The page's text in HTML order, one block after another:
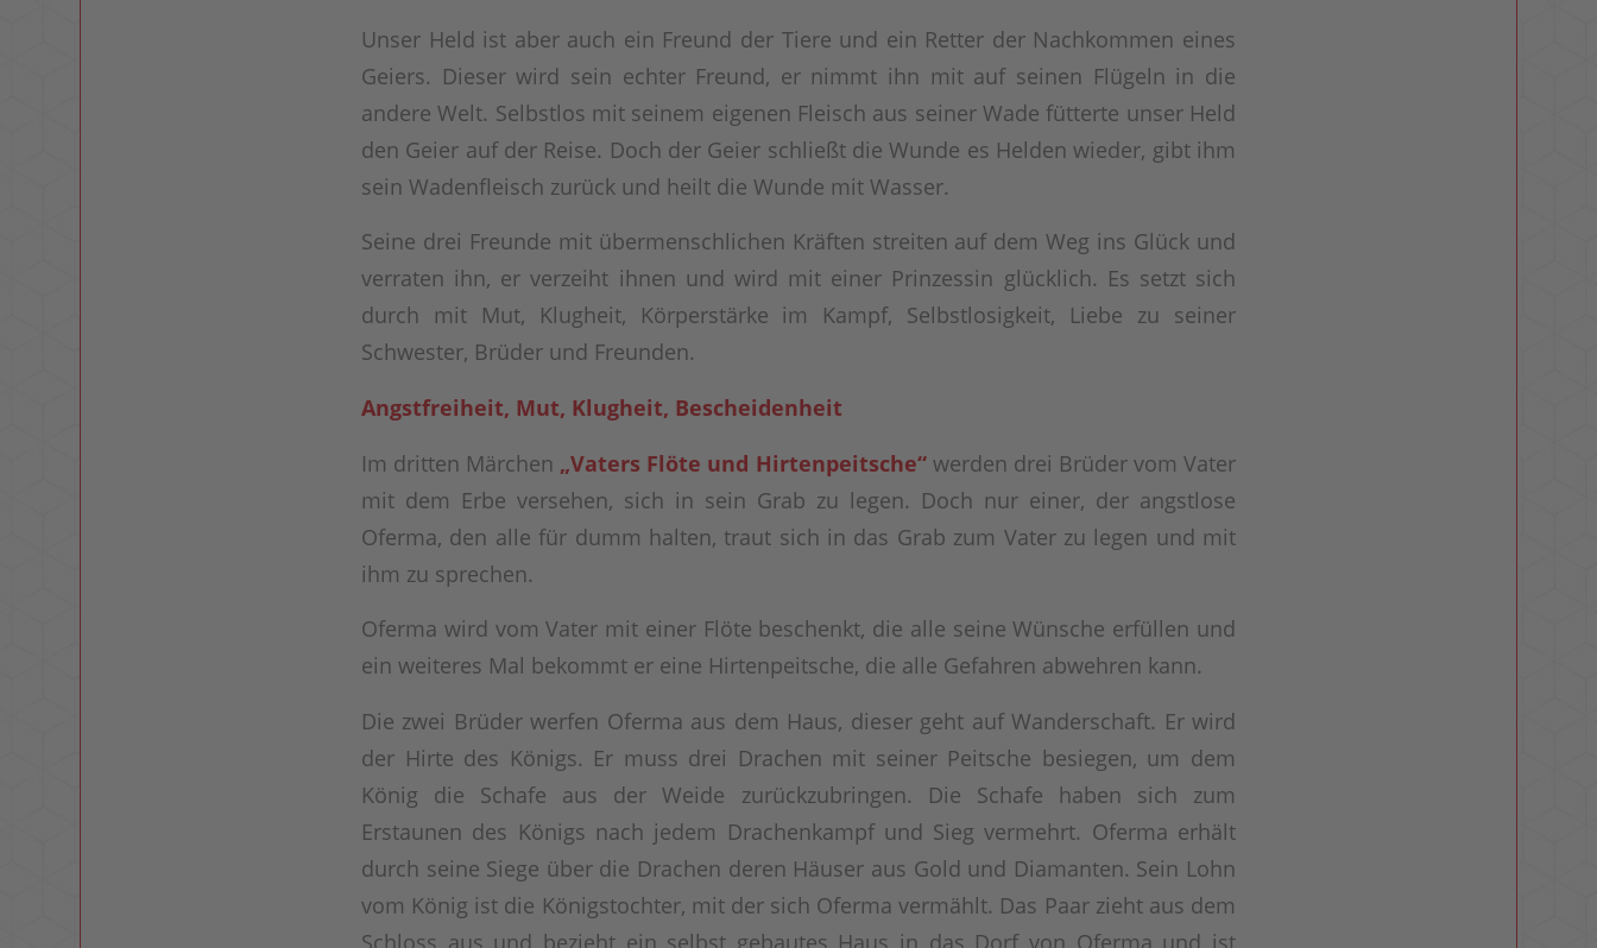
Unser Held ist aber auch ein Freund der Tiere und ein Retter der Nachkommen eines
Geiers. Dieser wird sein echter Freund, er nimmt ihn mit auf seinen Flügeln in die
andere Welt. Selbstlos mit seinem eigenen Fleisch aus seiner Wade fütterte unser Held
den Geier auf der Reise. Doch der Geier schließt die Wunde es Helden wieder, gibt ihm
sein Wadenfleisch zurück und heilt die Wunde mit Wasser.
Seine drei Freunde mit übermenschlichen Kräften streiten auf dem Weg ins Glück und
verraten ihn, er verzeiht ihnen und wird mit einer Prinzessin glücklich. Es setzt sich
durch mit Mut, Klugheit, Körperstärke im Kampf, Selbstlosigkeit, Liebe zu seiner
Schwester, Brüder und Freunden.
Angstfreiheit, Mut, Klugheit, Bescheidenheit
Im dritten Märchen „Vaters Flöte und Hirtenpeitsche“werden drei Brüder vom Vater
mit dem Erbe versehen, sich in sein Grab zu legen. Doch nur einer, der angstlose
Oferma, den alle für dumm halten, traut sich in das Grab zum Vater zu legen und mit
ihm zu sprechen.
Oferma wird vom Vater mit einer Flöte beschenkt, die alle seine Wünsche erfüllen und
ein weiteres Mal bekommt er eine Hirtenpeitsche, die alle Gefahren abwehren kann.
Die zwei Brüder werfen Oferma aus dem Haus, dieser geht auf Wanderschaft. Er wird
der Hirte des Königs. Er muss drei Drachen mit seiner Peitsche besiegen, um dem
König die Schafe aus der Weide zurückzubringen. Die Schafe haben sich zum
Erstaunen des Königs nach jedem Drachenkampf und Sieg vermehrt. Oferma erhält
durch seine Siege über die Drachen deren Häuser aus Gold und Diamanten. Sein Lohn
vom König ist die Königstochter, mit der sich Oferma vermählt. Das Paar zieht aus dem
Schloss aus und bezieht ein selbst gebautes Haus in das Dorf von Oferma und ist